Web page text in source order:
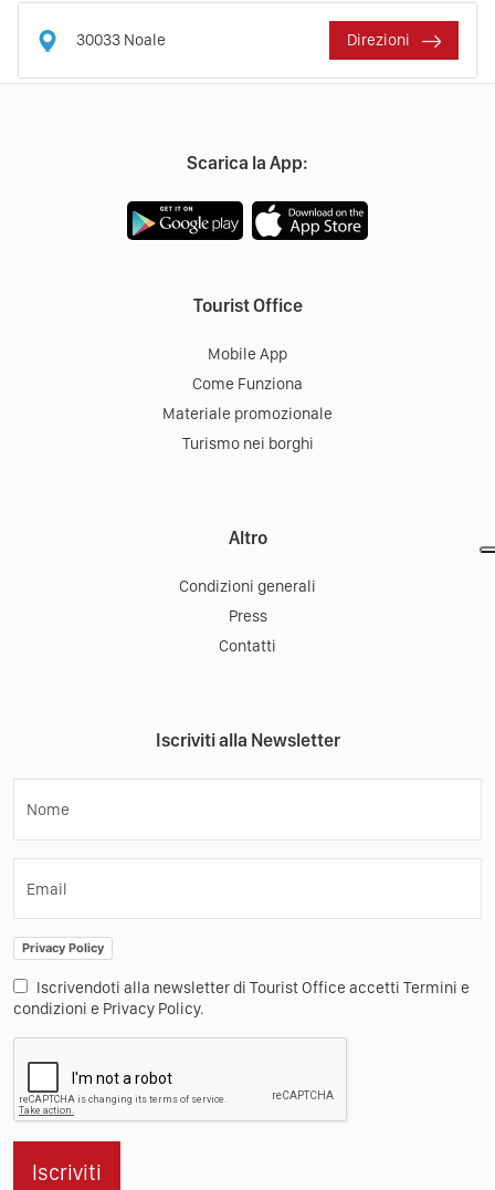
30033 Noale Direzioni
Scarica la App:
Tourist Office
Mobile App
Come Funziona
Materiale promozionale
Turismo nei borghi
Altro
Condizioni generali
Press
Contatti
Iscriviti alla Newsletter
Nome
Email
Privacy Policy
Iscrivendoti alla newsletter di Tourist Office accetti Termini e
condizioni e Privacy Policy.
Iscriviti